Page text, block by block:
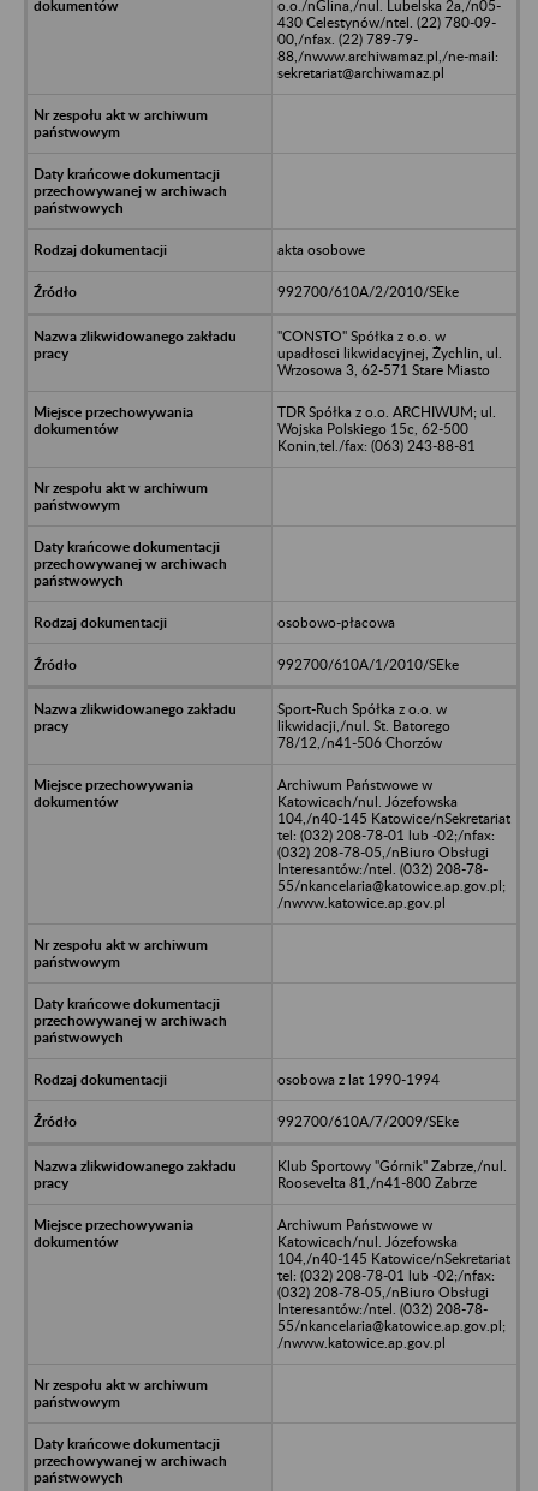
o.o./nGlina,/nul. Lubelska 2a,/n05-
430 Celestynów/ntel. (22) 780-09-
00,/nfax. (22) 789-79-
88,/nwww.archiwamaz.pl,/ne-mail:
sekretariat@archiwamaz.pl
akta osobowe
992700/610A/2/2010/SEke
"CONSTO" Spółka z o.o. w
upadłosci likwidacyjnej, Żychlin, ul.
Wrzosowa 3, 62-571 Stare Miasto
TDR Spółka z o.o. ARCHIWUM; ul.
Wojska Polskiego 15c, 62-500
Konin,tel./fax: (063) 243-88-81
osobowo-płacowa
992700/610A/1/2010/SEke
Sport-Ruch Spółka z o.o. w
likwidacji,/nul. St. Batorego
78/12,/n41-506 Chorzów
Archiwum Państwowe w
Katowicach/nul. Józefowska
104,/n40-145 Katowice/nSekretariat
tel: (032) 208-78-01 lub -02;/nfax:
(032) 208-78-05,/nBiuro Obsługi
Interesantów:/ntel. (032) 208-78-
55/nkancelaria@katowice.ap.gov.pl;
/nwww.katowice.ap.gov.pl
osobowa z lat 1990-1994
992700/610A/7/2009/SEke
Klub Sportowy "Górnik" Zabrze,/nul.
Roosevelta 81,/n41-800 Zabrze
Archiwum Państwowe w
Katowicach/nul. Józefowska
104,/n40-145 Katowice/nSekretariat
tel: (032) 208-78-01 lub -02;/nfax:
(032) 208-78-05,/nBiuro Obsługi
Interesantów:/ntel. (032) 208-78-
55/nkancelaria@katowice.ap.gov.pl;
/nwww.katowice.ap.gov.pl